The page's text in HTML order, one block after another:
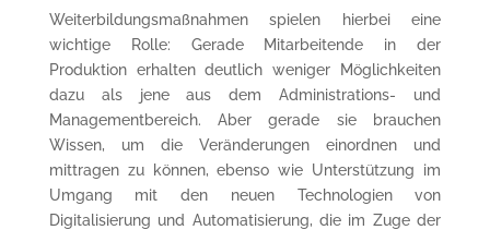
Weiterbildungsmaßnahmen spielen hierbei eine
wichtige Rolle: Gerade Mitarbeitende in der
Produktion erhalten deutlich weniger Möglichkeiten
dazu als jene aus dem Administrations- und
Managementbereich. Aber gerade sie brauchen
Wissen, um die Veränderungen einordnen und
mittragen zu können, ebenso wie Unterstützung im
Umgang mit den neuen Technologien von
Digitalisierung und Automatisierung, die im Zuge der